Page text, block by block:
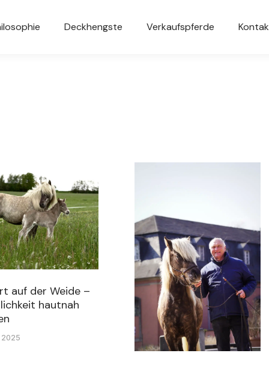
Deckhengste Verkaufspferde
auf der Weide –
hautnah